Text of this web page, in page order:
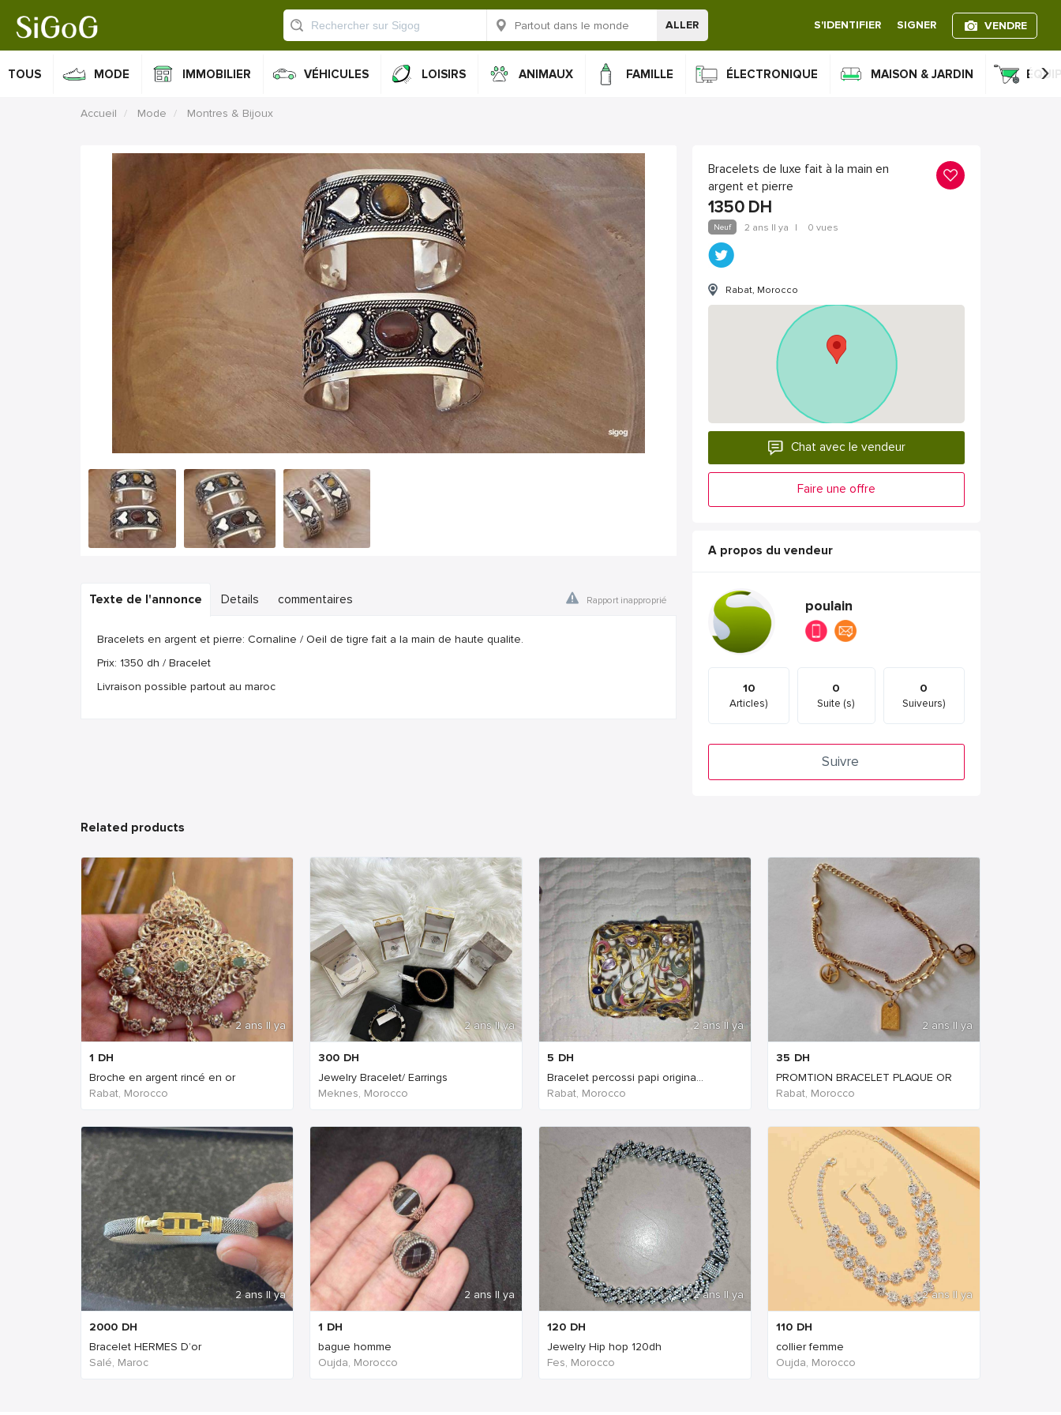
ALLER S'IDENTIFIER SIGNER VENDRE
TOUS MODE IMMOBILIER VÉHICULES LOISIRS ANIMAUX FAMILLE ÉLECTRONIQUE MAISON & JARDIN ›
Accueil Mode Montres & Bijoux
Texte de l'annonce Details commentaires Rapport inapproprié
Bracelets en argent et pierre: Cornaline / Oeil de tigre fait a la main de haute qualite.
Prix: 1350 dh / Bracelet
Livraison possible partout au maroc
Bracelets de luxe fait à la main en
argent et pierre
1350 DH
Neuf 2 ans Il ya | 0 vues
Rabat, Morocco
Chat avec le vendeur
Faire une offre
A propos du vendeur
poulain
10
Articles)
0
Suite (s)
0
Suiveurs)
Suivre
Related products
2 ans Il ya
1 DH
Broche en argent rincé en or
Rabat, Morocco
2 ans Il ya
300 DH
Jewelry Bracelet/ Earrings
Meknes, Morocco
2 ans Il ya
5 DH
Bracelet percossi papi origina...
Rabat, Morocco
2 ans Il ya
35 DH
PROMTION BRACELET PLAQUE OR
Rabat, Morocco
2 ans Il ya
2000 DH
Bracelet HERMES D’or
Salé, Maroc
2 ans Il ya
1 DH
bague homme
Oujda, Morocco
2 ans Il ya
120 DH
Jewelry Hip hop 120dh
Fes, Morocco
2 ans Il ya
110 DH
collier femme
Oujda, Morocco